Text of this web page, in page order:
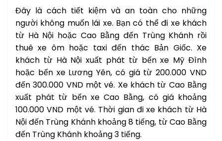
Đây là cách tiết kiệm và an toàn cho những
người không muốn lái xe. Bạn có thể đi xe khách
từ Hà Nội hoặc Cao Bằng đến Trùng Khánh rồi
thuê xe ôm hoặc taxi đến thác Bản Giốc. Xe
khách từ Hà Nội xuất phát từ bến xe Mỹ Đình
hoặc bến xe Lương Yên, có giá từ 200.000 VND
đến 300.000 VND một vé. Xe khách từ Cao Bằng
xuất phát từ bến xe Cao Bằng, có giá khoảng
100.000 VND một vé. Thời gian đi xe khách từ Hà
Nội đến Trùng Khánh khoảng 8 tiếng, từ Cao Bằng
đến Trùng Khánh khoảng 3 tiếng.